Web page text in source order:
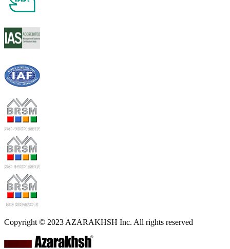
Copyright © 2023 AZARAKHSH Inc. All rights reserved